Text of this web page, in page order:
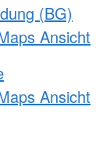
(BG)
Ansicht
Ansicht